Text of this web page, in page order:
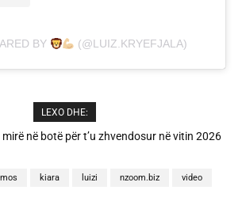
BY (@LUIZ.KRYEFJALA)
LEXO DHE:
mes Selin dhe Kristit? Veprimi i fundit i ish-
kiara luizi nzoom.biz video